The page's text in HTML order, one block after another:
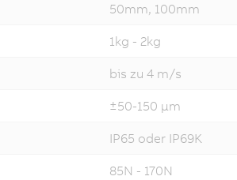
50mm, 100mm
1kg - 2kg
bis zu 4 m/s
±50-150 µm
IP65 oder IP69K
85N - 170N